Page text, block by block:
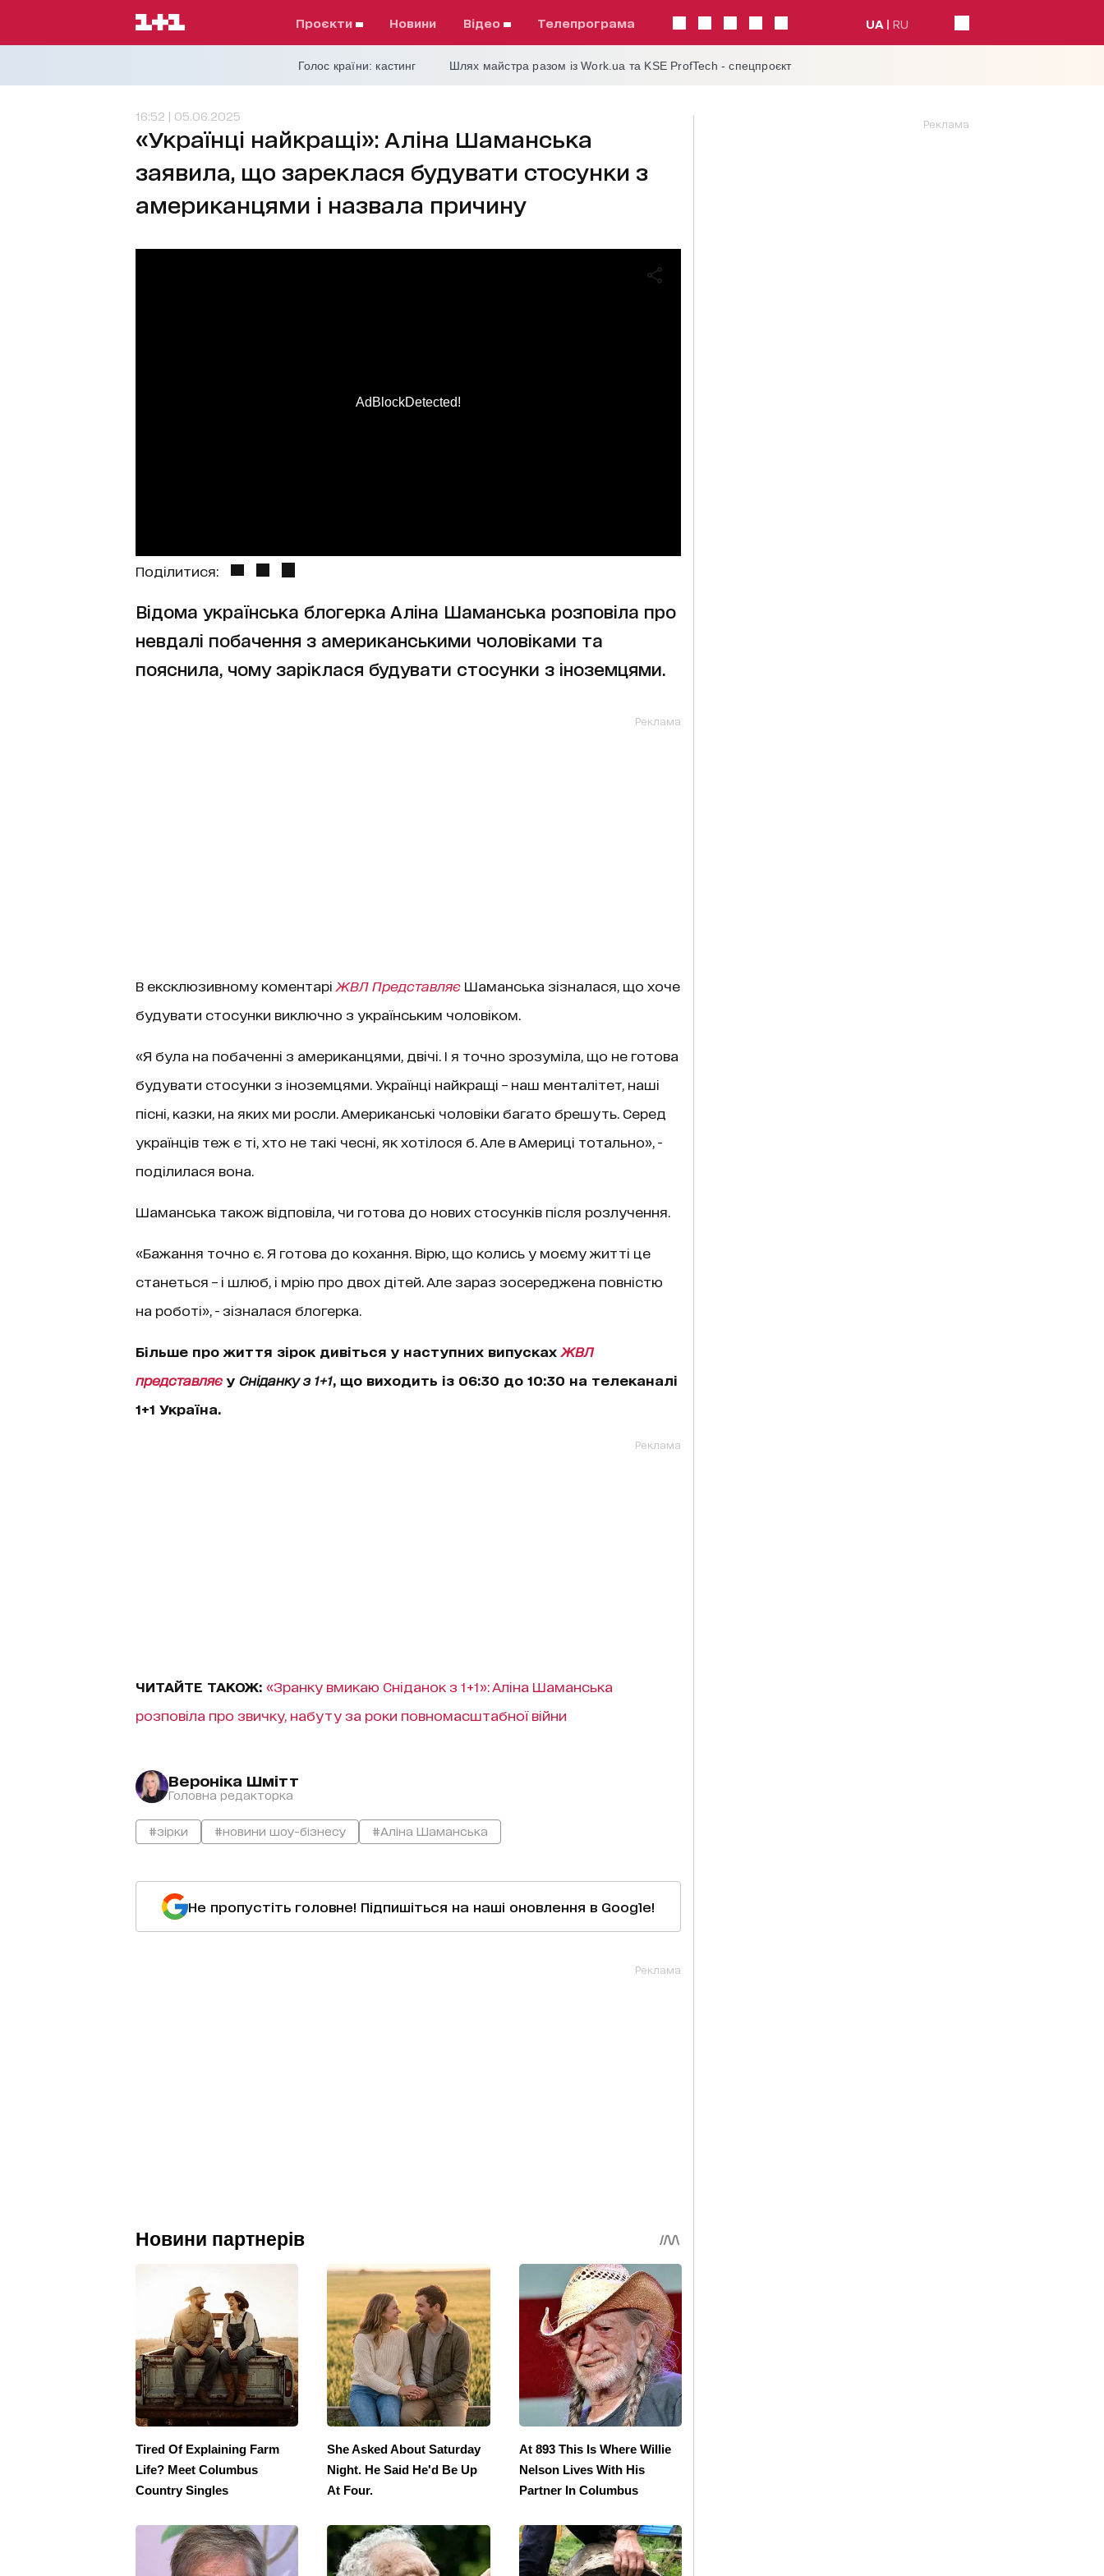
проєкти Новини відео телепрограма UA RU
Голос країни: кастинг Шлях майстра разом із Work.ua та KSE ProfTech - спецпроєкт
16:52 | 05.06.2025
«Українці найкращі»: Аліна Шаманська
заявила, що зареклася будувати стосунки з
американцями і назвала причину
AdBlockDetected!
Поділитися:
Відома українська блогерка Аліна Шаманська розповіла про
невдалі побачення з американськими чоловіками та
пояснила, чому заріклася будувати стосунки з іноземцями.
Реклама
В ексклюзивному коментарі ЖВЛ ПредставляєШаманська зізналася, що хоче
будувати стосунки виключно з українським чоловіком.
«Я була на побаченні з американцями, двічі. І я точно зрозуміла, що не готова
будувати стосунки з іноземцями. Українці найкращі – наш менталітет, наші
пісні, казки, на яких ми росли. Американські чоловіки багато брешуть. Серед
українців теж є ті, хто не такі чесні, як хотілося б. Але в Америці тотально», -
поділилася вона.
Шаманська також відповіла, чи готова до нових стосунків після розлучення.
«Бажання точно є. Я готова до кохання. Вірю, що колись у моєму житті це
станеться – і шлюб, і мрію про двох дітей. Але зараз зосереджена повністю
на роботі», - зізналася блогерка.
Більше про життя зірок дивіться у наступних випусках ЖВЛ
представляєу Сніданку з 1+1, що виходить із 06:30 до 10:30 на телеканалі
1+1 Україна.
Реклама
ЧИТАЙТЕ ТАКОЖ: «Зранку вмикаю Сніданок з 1+1»: Аліна Шаманська
розповіла про звичку, набуту за роки повномасштабної війни
Вероніка Шмітт
Головна редакторка
#зірки #новини шоу-бізнесу #Аліна Шаманська
Не пропустіть головне! Підпишіться на наші оновлення в Google!
Реклама
Реклама